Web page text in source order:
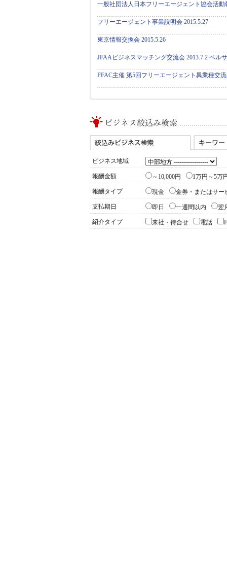
一般社団法人日本フリーエージェント協会活動
フリーエージェント事業説明会 2015.5.27
東京情報交換会 2015.5.26
JFAAビジネスマッチング交流会 2013.7.2 ベル
PFAC主催 第5回フリーエージェント異業種交流
ビジネス地域
報酬金額 ～10,000円 1万円～5万
報酬タイプ 現金 金券・またはサー
支払期日 即日 一週間以内 翌
紹介タイプ 来社・待合せ 電話